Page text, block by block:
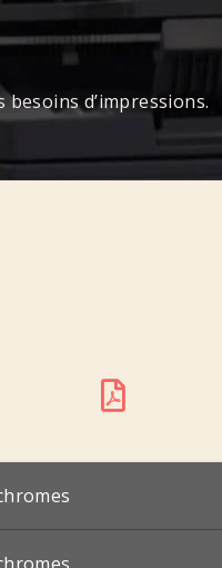
d’impressions.